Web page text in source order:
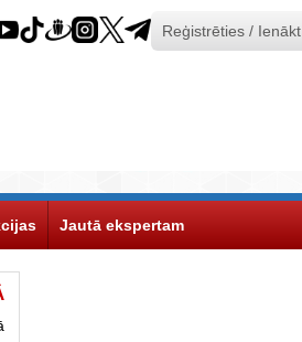
Reģistrēties / Ienākt
Jautā ekspertam